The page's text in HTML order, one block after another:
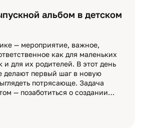
альбом в детском
— мероприятие, важное,
как для маленьких
и для их родителей. В этот день
делают первый шаг в новую
потрясающе. Задача
— позаботиться о создании…